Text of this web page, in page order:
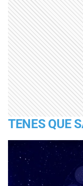
TENES QUE